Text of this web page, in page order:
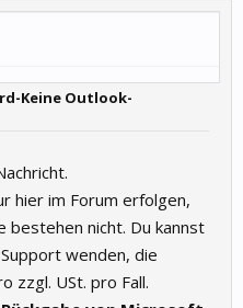
Keine Outlook-
hier im Forum erfolgen,
nicht. Du kannst
wenden, die
zzgl. USt. pro Fall.